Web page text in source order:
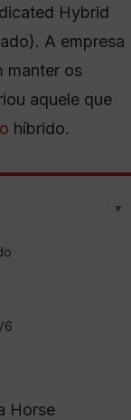
Hybrid
A empresa
manter os
aquele que
híbrido.
▼
Horse